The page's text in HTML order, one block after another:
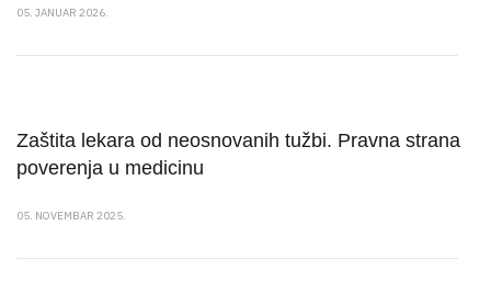
05. JANUAR 2026.
Zaštita lekara od neosnovanih tužbi. Pravna strana
poverenja u medicinu
05. NOVEMBAR 2025.